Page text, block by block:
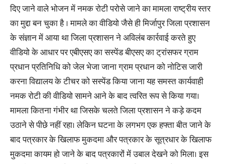
दिए जाने वाले भोजन में नमक रोटी परोसे जाने का मामला राष्ट्रीय स्तर
का मुद्दा बन चुका है । मामले का वीडियो जैसे ही मिर्जापुर जिला प्रशासन
के संज्ञान में आया था जिला प्रशासन ने अविलंब कार्रवाई करते हुए
वीडियो के आधार पर एबीएसए का सस्पेंड बीएसए का ट्रांसफर ग्राम
प्रधान प्रतिनिधि को जेल भेजा जाना ग्राम प्रधान को नोटिस जारी
करना विद्यालय के टीचर को सस्पेंड किया जाना यह समस्त कार्यवाही
नमक रोटी की वीडियो सामने आने के बाद त्वरित रूप से किया गया।
मामला कितना गंभीर था जिसके चलते जिला प्रशासन ने कड़े कदम
उठाने से पीछे नहीं रहा। लेकिन घटना के लगभग एक हफ्ता बीत जाने के
बाद पत्रकार के खिलाफ मुकदमा और पत्रकार के सूत्रधार के खिलाफ
मुकदमा कायम हो जाने के बाद पत्रकारों में उबाल देखने को मिला। इस